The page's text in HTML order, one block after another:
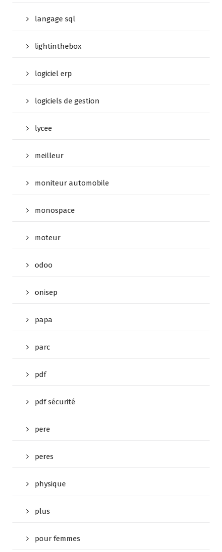
langage sql
lightinthebox
logiciel erp
logiciels de gestion
lycee
meilleur
moniteur automobile
monospace
moteur
odoo
onisep
papa
parc
pdf
pdf sécurité
pere
peres
physique
plus
pour femmes